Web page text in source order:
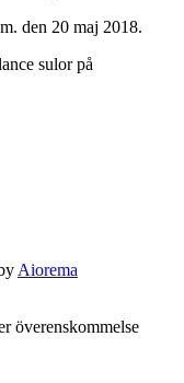
den 20 maj 2018.
sulor på
Aiorema
överenskommelse